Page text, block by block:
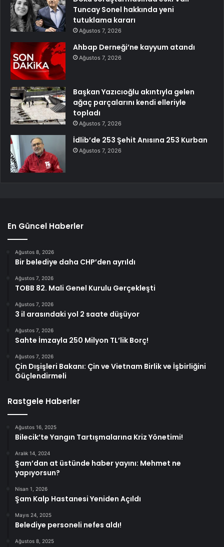
Tuncay Sonel hakkında yeni
tutuklama kararı
Ağustos 7, 2026
Ahbap Derneği’ne kayyum atandı
Ağustos 7, 2026
Başkan Yazıcıoğlu akıntıyla gelen
ağaç parçalarını kendi elleriyle
topladı
Ağustos 7, 2026
İdlib’de 253 Şehit Anısına 253 Kurban
Ağustos 7, 2026
En Güncel Haberler
Ağustos 8, 2026
Bir belediye daha CHP’den ayrıldı
Ağustos 7, 2026
TOBB 82. Mali Genel Kurulu Gerçekleşti
Ağustos 7, 2026
3 il arasındaki yol 2 saate düşüyor
Ağustos 7, 2026
Sahte İmzayla 250 Milyon TL’lik Borç!
Ağustos 7, 2026
Çin Dışişleri Bakanı: Çin ve Vietnam Birlik ve İşbirliğini
Güçlendirmeli
Rastgele Haberler
Ağustos 16, 2025
Bilecik’te Yangın Tartışmalarına Kriz Yönetimi!
Aralık 14, 2024
Şam’dan at üstünde haber yayını: Mehmet ne
yapıyorsun?
Nisan 1, 2026
Şam Kalp Hastanesi Yeniden Açıldı
Mayıs 24, 2025
Belediye personeli nefes aldı!
Ağustos 8, 2025